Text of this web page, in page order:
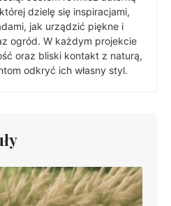
dzielę się inspiracjami,
jak urządzić piękne i
ogród. W każdym projekcie
oraz bliski kontakt z naturą,
odkryć ich własny styl.